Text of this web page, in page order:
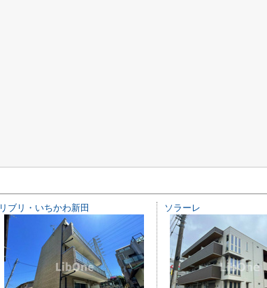
リブリ・いちかわ新田 ソラーレ